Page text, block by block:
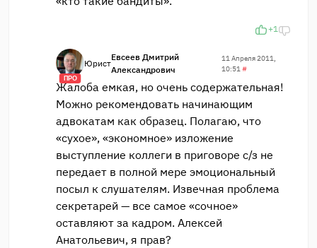
+1
ПРО
Юрист
Евсеев Дмитрий
Александрович
11 Апреля 2011,
10:51#
Жалоба емкая, но очень содержательная!
Можно рекомендовать начинающим
адвокатам как образец. Полагаю, что
«сухое», «экономное» изложение
выступление коллеги в приговоре с/з не
передает в полной мере эмоциональный
посыл к слушателям. Извечная проблема
секретарей — все самое «сочное»
оставляют за кадром. Алексей
Анатольевич, я прав?